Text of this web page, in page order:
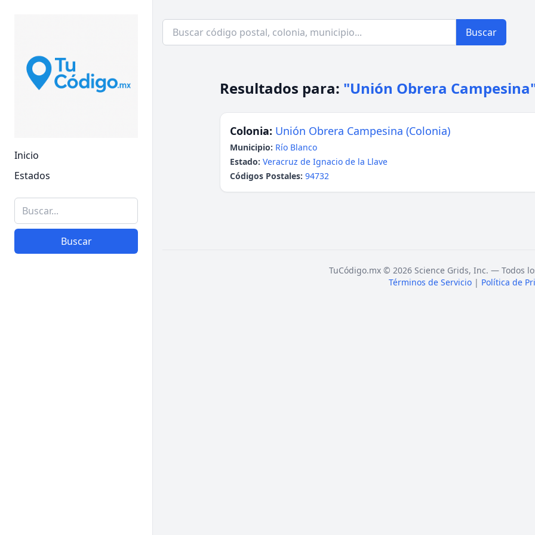
Inicio
Estados
Buscar
Buscar
Resultados para: "Unión Obrera
Colonia: Unión Obrera Campesina (Colonia)
Municipio: Río Blanco
Estado: Veracruz de Ignacio de la Llave
Códigos Postales: 94732
TuCódigo.mx © 2026 Science Grids, Inc. — Todos
Términos de Servicio | Política de